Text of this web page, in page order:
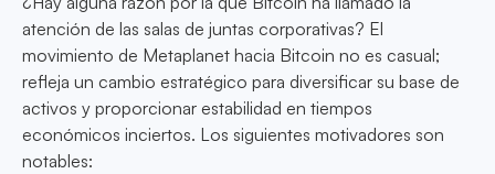
atención de las salas de juntas corporativas? El
movimiento de Metaplanet hacia Bitcoin no es casual;
refleja un cambio estratégico para diversificar su base de
activos y proporcionar estabilidad en tiempos
económicos inciertos. Los siguientes motivadores son
notables: